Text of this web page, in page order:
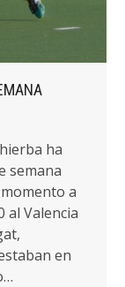
ha
semana
a
al Valencia
en